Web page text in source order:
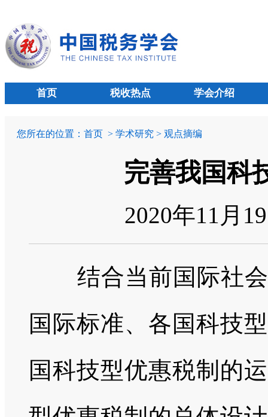
首页 税收热点 学会介绍
您所在的位置： 首页 > 学术研究 > 观点摘编
完善我国科
2020年11月
结合当前国际社
国际标准、各国科技
国科技型优惠税制的